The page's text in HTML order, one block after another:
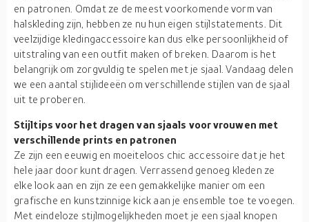
en patronen. Omdat ze de meest voorkomende vorm van
halskleding zijn, hebben ze nu hun eigen stijlstatements. Dit
veelzijdige kledingaccessoire kan dus elke persoonlijkheid of
uitstraling van een outfit maken of breken. Daarom is het
belangrijk om zorgvuldig te spelen met je sjaal. Vandaag delen
we een aantal stijlideeën om verschillende stijlen van de sjaal
uit te proberen.
Stijltips voor het dragen van sjaals voor vrouwen met
verschillende prints en patronen
Ze zijn een eeuwig en moeiteloos chic accessoire dat je het
hele jaar door kunt dragen. Verrassend genoeg kleden ze
elke look aan en zijn ze een gemakkelijke manier om een
grafische en kunstzinnige kick aan je ensemble toe te voegen.
Met eindeloze stijlmogelijkheden moet je een sjaal knopen